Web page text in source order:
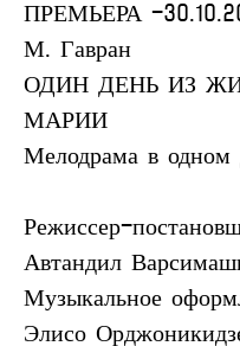
ПРЕМЬЕРА -
М. Гавран
ОДИН ДЕНЬ ИЗ
МАРИИ
Мелодрама в одном
Режиссер-
Автандил
Музыкальное
Элисо